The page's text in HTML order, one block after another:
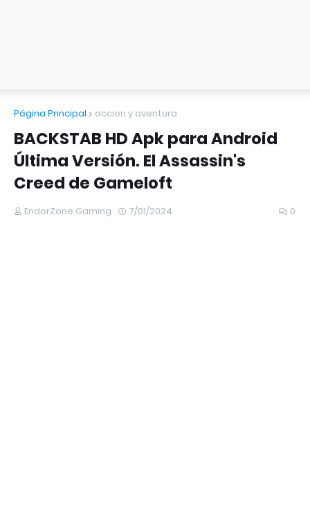
Página Principal accion y aventura
BACKSTAB HD Apk para Android
Última Versión. El Assassin's
Creed de Gameloft
EndorZone Gaming 7/01/2024 0